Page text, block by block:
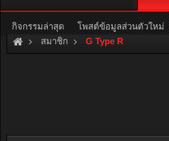
หรืออ่านรายละเอียดเพิ่มเ
สมาชิก G Type R
กิจกรรมล่าสุด โพสต์ข้อมูลส่วนตัวใหม่